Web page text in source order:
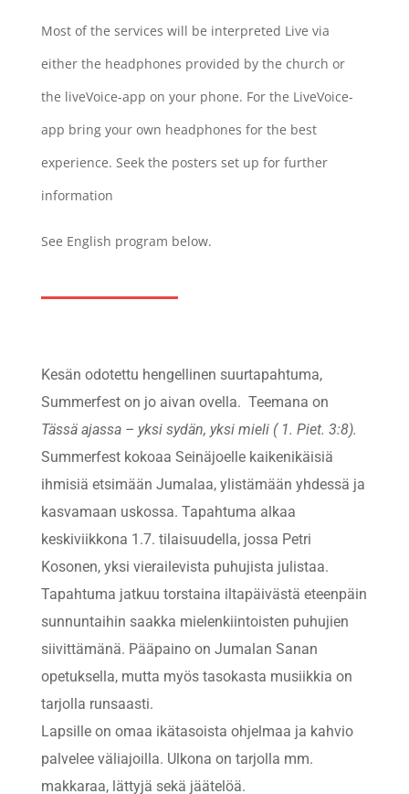
Most of the services will be interpreted Live via
either the headphones provided by the church or
the liveVoice-app on your phone. For the LiveVoice-
app bring your own headphones for the best
experience. Seek the posters set up for further
information
See English program below.
Kesän odotettu hengellinen suurtapahtuma,
Summerfest on jo aivan ovella. Teemana on
Tässä ajassa – yksi sydän, yksi mieli ( 1. Piet. 3:8).
Summerfest kokoaa Seinäjoelle kaikenikäisiä
ihmisiä etsimään Jumalaa, ylistämään yhdessä ja
kasvamaan uskossa. Tapahtuma alkaa
keskiviikkona 1.7. tilaisuudella, jossa Petri
Kosonen, yksi vierailevista puhujista julistaa.
Tapahtuma jatkuu torstaina iltapäivästä eteenpäin
sunnuntaihin saakka mielenkiintoisten puhujien
siivittämänä. Pääpaino on Jumalan Sanan
opetuksella, mutta myös tasokasta musiikkia on
tarjolla runsaasti.
Lapsille on omaa ikätasoista ohjelmaa ja kahvio
palvelee väliajoilla. Ulkona on tarjolla mm.
makkaraa, lättyjä sekä jäätelöä.